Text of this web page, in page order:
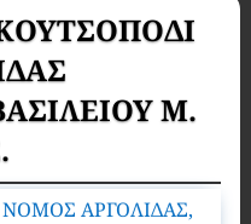
Μ.
ΑΡΓΟΛΙΔΑΣ,